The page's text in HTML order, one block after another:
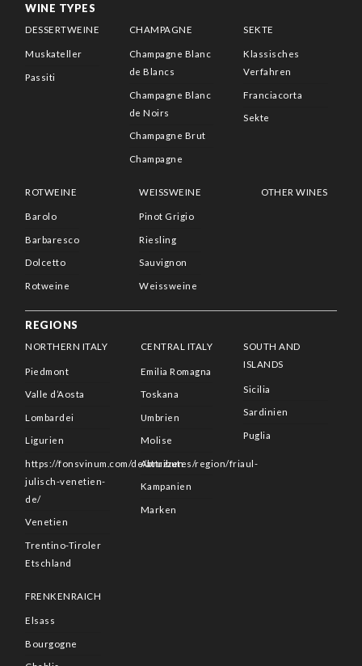
WINE TYPES
DESSERTWEINE
Muskateller
Passiti
CHAMPAGNE
Champagne Blanc
de Blancs
Champagne Blanc
de Noirs
Champagne Brut
Champagne
SEKTE
Klassisches
Verfahren
Franciacorta
Sekte
ROTWEINE
Barolo
Barbaresco
Dolcetto
Rotweine
WEISSWEINE
Pinot Grigio
Riesling
Sauvignon
Weissweine
OTHER WINES
REGIONS
NORTHERN ITALY
Piedmont
Valle d’Aosta
Lombardei
Ligurien
https://fonsvinum.com/de/attributes/region/friaul-
julisch-venetien-
de/
Venetien
Trentino-Tiroler
Etschland
CENTRAL ITALY
Emilia Romagna
Toskana
Umbrien
Molise
Abruzzen
Kampanien
Marken
SOUTH AND
ISLANDS
Sicilia
Sardinien
Puglia
FRENKENRAICH
Elsass
Bourgogne